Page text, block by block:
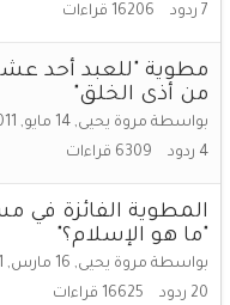
7 ردود 16206 قراءات
مطوية "للعبد أحد
من أذى الخلق"
بواسطة مروة يحيى, 14 مايو, 2011
4 ردود 6309 قراءات
المطوية الفائزة في
"ما هو الإسلام؟"
بواسطة مروة يحيى, 16 مارس, 2011
20 ردود 16625 قراءات